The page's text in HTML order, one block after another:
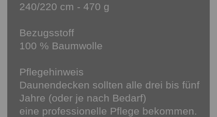
240/220 cm - 470 g
Bezugsstoff
100 % Baumwolle
Pflegehinweis
Daunendecken sollten alle drei bis fünf
Jahre (oder je nach Bedarf)
eine professionelle Pflege bekommen.